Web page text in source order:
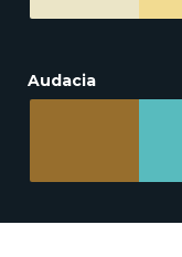
Audacia